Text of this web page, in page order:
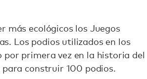
más ecológicos los Juegos
Los podios utilizados en los
primera vez en la historia del
para construir 100 podios.